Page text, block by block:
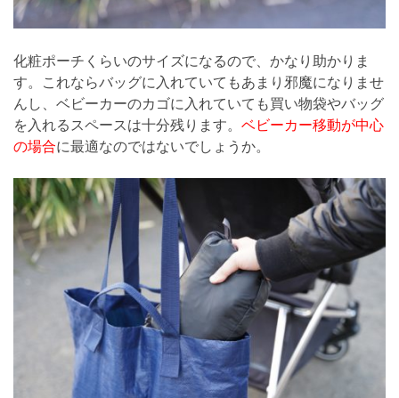
化粧ポーチくらいのサイズになるので、かなり助かりま
す。これならバッグに入れていてもあまり邪魔になりませ
んし、ベビーカーのカゴに入れていても買い物袋やバッグ
を入れるスペースは十分残ります。 ベビーカー移動が中心
の場合に最適なのではないでしょうか。